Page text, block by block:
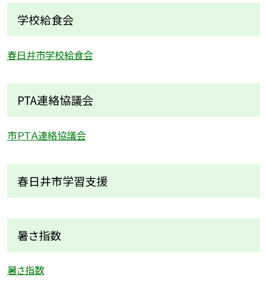
学校給食会
春日井市学校給食会
PTA連絡協議会
市ＰＴＡ連絡協議会
春日井市学習支援
暑さ指数
暑さ指数